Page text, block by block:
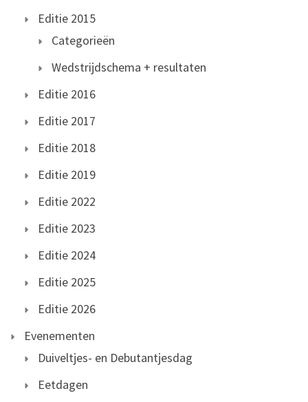
Editie 2015
Categorieën
Wedstrijdschema + resultaten
Editie 2016
Editie 2017
Editie 2018
Editie 2019
Editie 2022
Editie 2023
Editie 2024
Editie 2025
Editie 2026
Evenementen
Duiveltjes- en Debutantjesdag
Eetdagen